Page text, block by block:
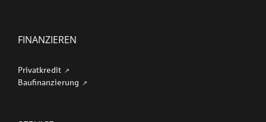
FINANZIEREN
Privatkredit
Baufinanzierung